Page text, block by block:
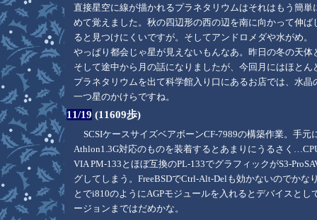
直接星空に線が描かれるプラネタリウムはそれはもう簡
めて覚えました。秋の四辺形の西の辺を南に向かって伸
ると見つけにくいですが。そしてアンドロメダや水がめ。
やっぱり都会じゃ星が見えないもんなあ。昨日の冬の天
そして途中から月の話になりましたが、今回月にはほと
プラネタリウムを出て科学館入り口にあるお店では、水
一つ星のかけらですね。
11/19 (11609歩)
SCSIケースサイズベアボーンCF-7989の構築作業。手
Athlon1.3G対応のものを装着するとあまりにうるさく
VIA PM-133とほぼ互換のPL-133でグラフィックがS3-
グしてしまう。FreeBSDでCtrl-Alt-Delも効かないのでか
とでi810のようにAGPモジュールを入れるとデバイスと
ージョンまではだめかな。